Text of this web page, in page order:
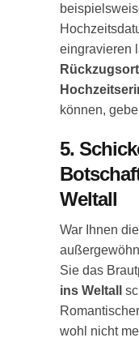
eingravieren
Rückzugsort
können,
5.
Weltall
War Ihnen die
Sie das
ins Weltall
wohl nicht